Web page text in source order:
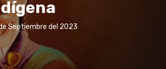
Septiembre del 2023